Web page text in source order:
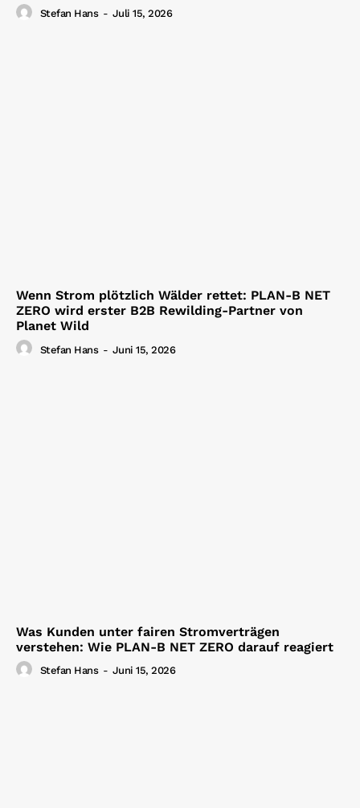
Stefan Hans - Juli 15, 2026
Wenn Strom plötzlich Wälder rettet: PLAN-B NET
ZERO wird erster B2B Rewilding-Partner von
Planet Wild
Stefan Hans - Juni 15, 2026
Was Kunden unter fairen Stromverträgen
verstehen: Wie PLAN-B NET ZERO darauf reagiert
Stefan Hans - Juni 15, 2026